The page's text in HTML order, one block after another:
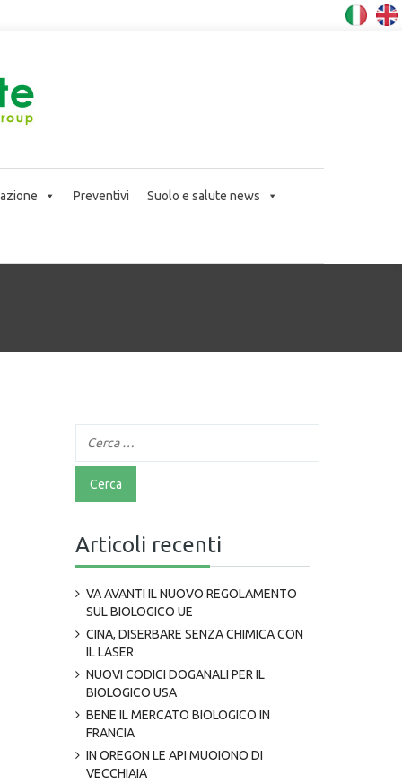
Preventivi Suolo e salute news
Articoli recenti
VA AVANTI IL NUOVO REGOLAMENTO
SUL BIOLOGICO UE
CINA, DISERBARE SENZA CHIMICA CON
IL LASER
NUOVI CODICI DOGANALI PER IL
BIOLOGICO USA
BENE IL MERCATO BIOLOGICO IN
FRANCIA
IN OREGON LE API MUOIONO DI
VECCHIAIA